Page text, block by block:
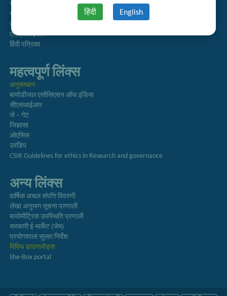
हिंदी English
राजभाषा अनुभाग
सूचना का अधिकार
सीएसआईआर
एसीएसआईआर
हिंदी पत्रिका
महत्वपूर्ण लिंक्स
अनुसन्धान
बायोडीजल एसोसिएशन ऑफ इंडिया
सीएसआईआर
जे – गेट
जिज्ञासा
ओएसिस
उरडिप
CSIR Guidelines for ethics in Research and governance
अन्य लिंक्स
वार्षिक अचल संपत्ति विवरणी
लेखा अनुभाग सूचना प्रणाली
बायोमीट्रिक उपस्थिति प्रणाली
सरकारी ई-मार्केट (जेम)
प्रयोगशाला सुरक्षा निर्देश
विविध डाउनलोड्स
She-Box portal